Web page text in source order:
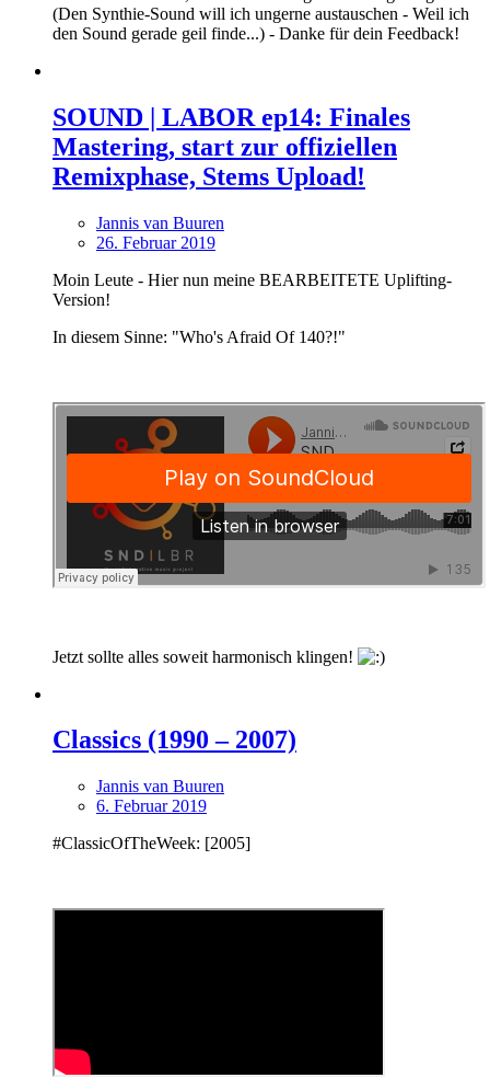
(Den Synthie-Sound will ich ungerne austauschen - Weil ich
den Sound gerade geil finde...) - Danke für dein Feedback!
SOUND | LABOR ep14: Finales
Mastering, start zur offiziellen
Remixphase, Stems Upload!
Jannis van Buuren
26. Februar 2019
Moin Leute - Hier nun meine BEARBEITETE Uplifting-
Version!
In diesem Sinne: "Who's Afraid Of 140?!"
Jetzt sollte alles soweit harmonisch klingen!
Classics (1990 – 2007)
Jannis van Buuren
6. Februar 2019
#ClassicOfTheWeek: [2005]